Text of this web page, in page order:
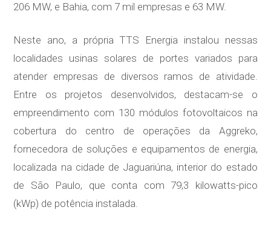
206 MW, e Bahia, com 7 mil empresas e 63 MW.
Neste ano, a própria TTS Energia instalou nessas
localidades usinas solares de portes variados para
atender empresas de diversos ramos de atividade.
Entre os projetos desenvolvidos, destacam-se o
empreendimento com 130 módulos fotovoltaicos na
cobertura do centro de operações da Aggreko,
fornecedora de soluções e equipamentos de energia,
localizada na cidade de Jaguariúna, interior do estado
de São Paulo, que conta com 79,3 kilowatts-pico
(kWp) de potência instalada.